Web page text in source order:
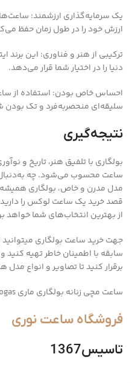
یک سرمایه‌گذاری ارزشمند:
ارزش خود را در طول زمان حفظ
ترکیبی از هنر و فناوری: این
دنیا را در اختیار شما قرار می‌دهد.
احساس خاص بودن: استفاده از
سلیقه‌ای منحصربه‌فرد و تک
نتیجه‌گیری
بولگاری با تلفیق هنر، تاریخ و
ساعت محسوب می‌شود. چه
مدل مدرن و خاص، بولگاری
قصد خرید یک ساعت لوکس را
از بهترین انتخاب‌های شما خواهد
جهت خرید ساعت بولگاری
سابقه با اطمینان خاطر تهیه کنید
برقرار کنید تا تصاویر و انواع مدل
ساعت مچی زنانه بولگاری ماری Bvlgari Serpenti Tubogas
فروشگاه ساعت نوری
تاسیس1367